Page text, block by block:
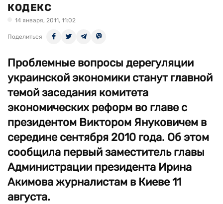
КОДЕКС
14 января, 2011, 11:02
Поделиться
Проблемные вопросы дерегуляции
украинской экономики станут главной
темой заседания комитета
экономических реформ во главе с
президентом Виктором Януковичем в
середине сентября 2010 года. Об этом
сообщила первый заместитель главы
Администрации президента Ирина
Акимова журналистам в Киеве 11
августа.